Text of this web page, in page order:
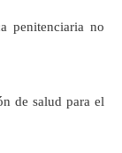
no
de salud para el